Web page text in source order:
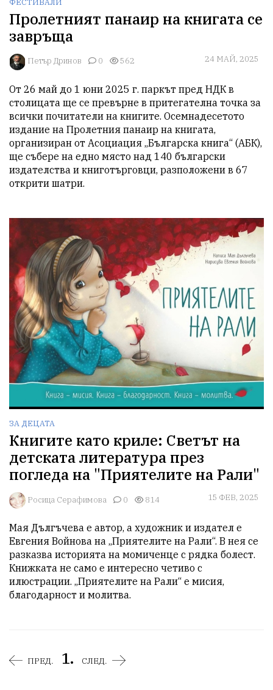
Пролетният панаир на книгата се
завръща
Петър Дринов 0 562 24 МАЙ, 2025
От 26 май до 1 юни 2025 г. паркът пред НДК в
столицата ще се превърне в притегателна точка за
всички почитатели на книгите. Осемнадесетото
издание на Пролетния панаир на книгата,
организиран от Асоциация „Българска книга“ (АБК),
ще събере на едно място над 140 български
издателства и книготърговци, разположени в 67
открити шатри.
ЗА ДЕЦАТА
Книгите като криле: Светът на
детската литература през
погледа на "Приятелите на Рали"
Росица Серафимова 0 814 15 ФЕВ, 2025
Мая Дългъчева е автор, а художник и издател е
Евгения Войнова на „Приятелите на Рали“. В нея се
разказва историята на момиченце с рядка болест.
Книжката не само е интересно четиво с
илюстрации. „Приятелите на Рали“ е мисия,
благодарност и молитва.
ПРЕД. 1. СЛЕД.